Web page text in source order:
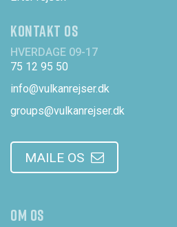
KONTAKT OS
HVERDAGE 09-17
75 12 95 50
info@vulkanrejser.dk
groups@vulkanrejser.dk
MAILE OS
OM OS